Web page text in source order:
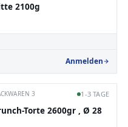
2100g
Anmelden
3 1-3 TAGE
Torte 2600gr , Ø 28